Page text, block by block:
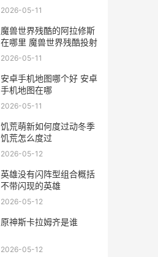
2026-05-11
魔兽世界残酷的阿拉修斯
在哪里 魔兽世界残酷投射
2026-05-11
安卓手机地图哪个好 安卓
手机地图在哪
2026-05-11
饥荒萌新如何度过动冬季
饥荒怎么度过
2026-05-12
英雄没有闪阵型组合概括
不带闪现的英雄
2026-05-12
原神斯卡拉姆齐是谁
2026-05-12